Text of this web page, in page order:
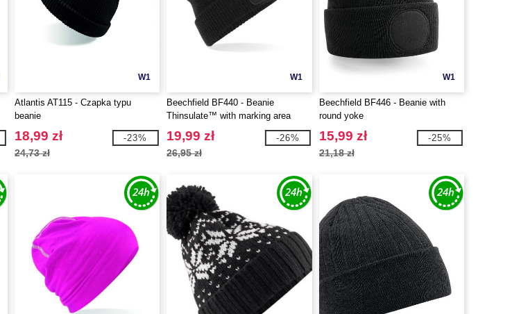
W1
Atlantis AT115 - Czapka typu
beanie
18,99 zł
24,73 zł
-23%
W1
Beechfield BF440 - Beanie
Thinsulate™ with marking area
19,99 zł
26,95 zł
-26%
W1
Beechfield BF446 - Beanie with
round yoke
15,99 zł
21,18 zł
-25%